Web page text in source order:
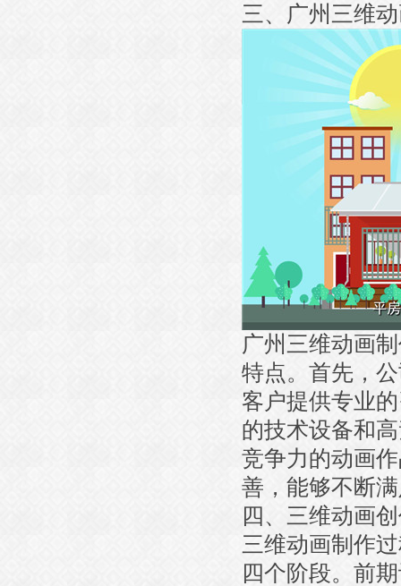
三、广州三维
广州三维动画
特点。首先，
客户提供专业
的技术设备和
竞争力的动画
善，能够不断
四、三维动画
三维动画制作
四个阶段。前